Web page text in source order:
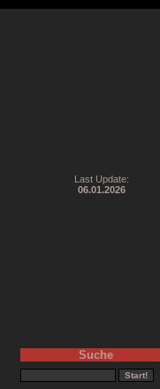
Last Update:
06.01.2026
Suche